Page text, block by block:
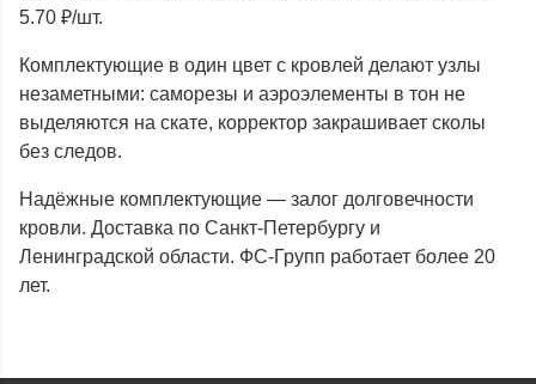
5.70 ₽/шт.
Комплектующие в один цвет с кровлей делают узлы
незаметными: саморезы и аэроэлементы в тон не
выделяются на скате, корректор закрашивает сколы
без следов.
Надёжные комплектующие — залог долговечности
кровли. Доставка по Санкт-Петербургу и
Ленинградской области. ФС-Групп работает более 20
лет.